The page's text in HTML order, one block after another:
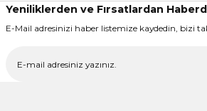
Ürün fiyatı diğer sitelerden daha pahalı.
Bu ürüne benzer farklı alternatifler olmalı.
Yeniliklerden ve Fırsatlardan
E-Mail adresinizi haber listemize kaydedin, bizi